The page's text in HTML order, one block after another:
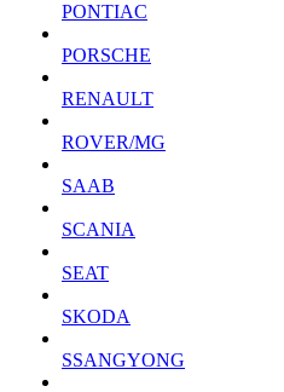
PONTIAC
PORSCHE
RENAULT
ROVER/MG
SAAB
SCANIA
SEAT
SKODA
SSANGYONG